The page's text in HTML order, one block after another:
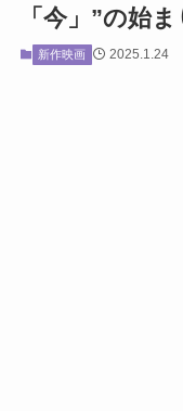
「今」”の始
新作映画 2025.1.24